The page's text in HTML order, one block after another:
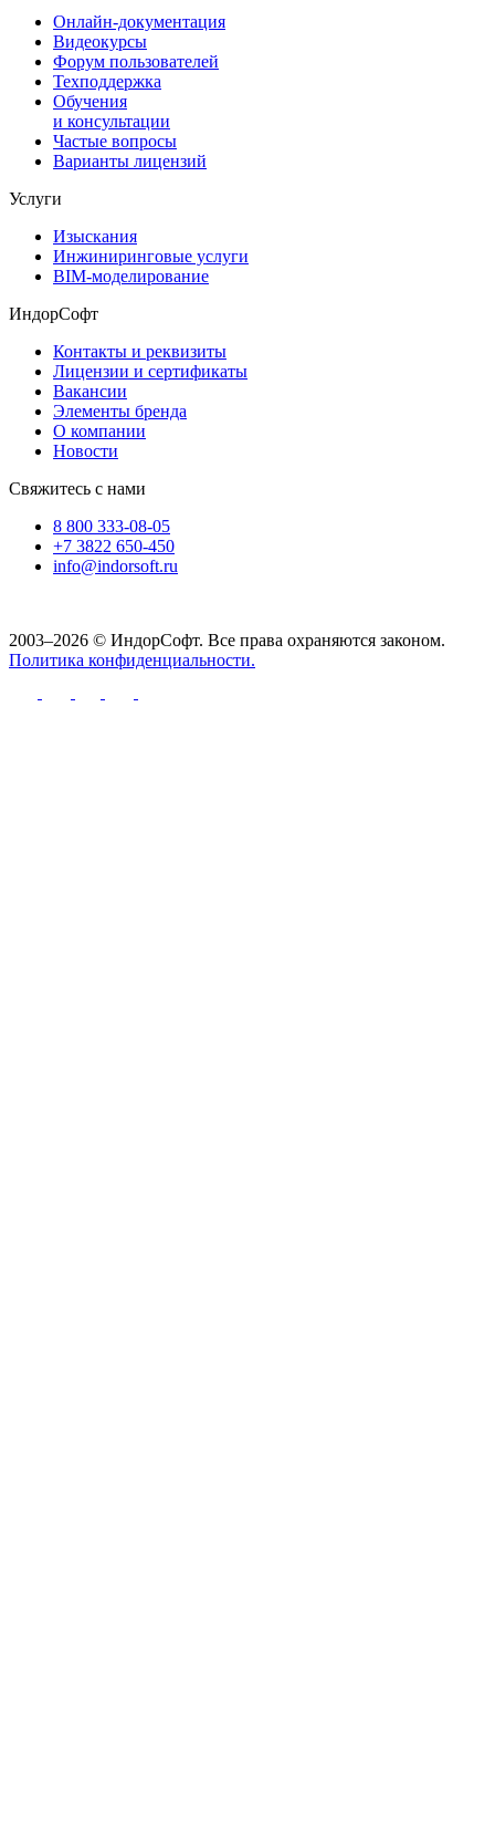
Онлайн-документация
Видеокурсы
Форум пользователей
Техподдержка
Обучения
и консультации
Частые вопросы
Варианты лицензий
Услуги
Изыскания
Инжиниринговые услуги
BIM-моделирование
ИндорСофт
Контакты и реквизиты
Лицензии и сертификаты
Вакансии
Элементы бренда
О компании
Новости
Свяжитесь с нами
8 800 333-08-05
+7 3822 650-450
info@indorsoft.ru
2003–2026 © ИндорСофт. Все права охраняются законом.
Политика конфиденциальности.